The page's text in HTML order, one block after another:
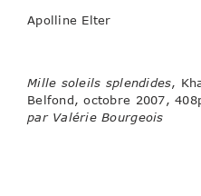
Apolline Elter
Mille soleils splendides,
Belfond, octobre 2007,
par Valérie Bourgeois